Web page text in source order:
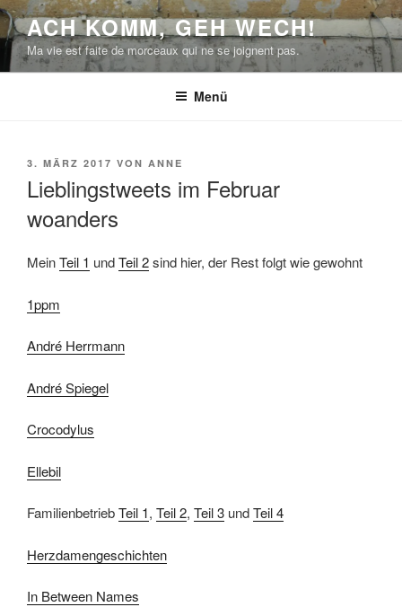
Zum
Inhalt
springen
ACH KOMM, GEH WECH!
Ma vie est faite de morceaux qui ne se joignent pas.
Menü
VERÖFFENTLICHT
3. MÄRZ 2017 VON ANNE
Lieblingstweets im Februar
woanders
MeinTeil 1 undTeil 2sind hier, der Rest folgt wie gewohnt
1ppm
André Herrmann
André Spiegel
Crocodylus
Ellebil
FamilienbetriebTeil 1, Teil 2, Teil 3 undTeil 4
Herzdamengeschichten
In Between Names